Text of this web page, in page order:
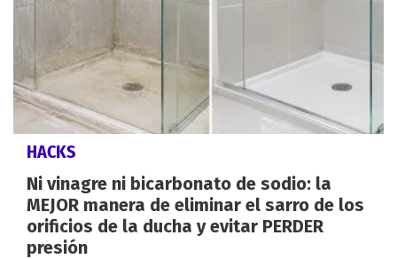
HACKS
Ni vinagre ni bicarbonato de sodio: la
MEJOR manera de eliminar el sarro de los
orificios de la ducha y evitar PERDER
presión